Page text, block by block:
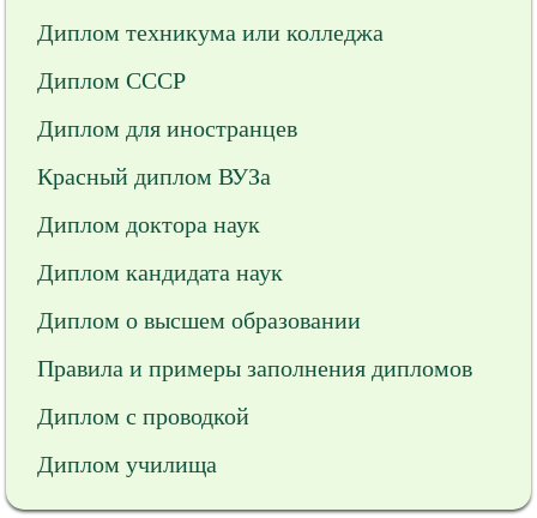
Диплом техникума или колледжа
Диплом СССР
Диплом для иностранцев
Красный диплом ВУЗа
Диплом доктора наук
Диплом кандидата наук
Диплом о высшем образовании
Правила и примеры заполнения дипломов
Диплом с проводкой
Диплом училища